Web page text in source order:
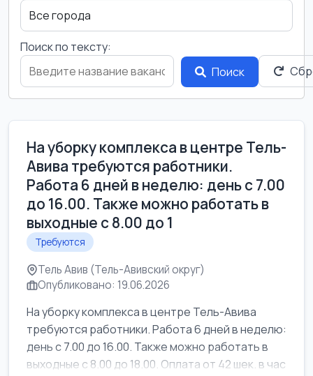
Поиск по тексту:
Поиск
На уборку комплекса в центре Тель-
Авива требуются работники.
Работа 6 дней в неделю: день с 7.00
до 16.00. Также можно работать в
выходные с 8.00 до 1
Требуются
Тель Авив (Тель-Авивский округ)
Опубликовано: 19.06.2026
На уборку комплекса в центре Тель-Авива
требуются работники. Работа 6 дней в неделю:
день с 7.00 до 16.00. Также можно работать в
выходные с 8.00 до 18.00. Оплата от 42 шек. в час